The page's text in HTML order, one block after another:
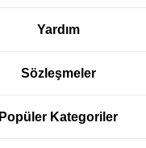
Yardım
Sözleşmeler
Popüler Kategoriler